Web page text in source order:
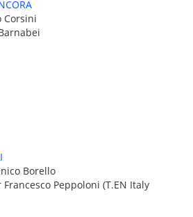
Corsini
Borello
Peppoloni (T.EN Italy